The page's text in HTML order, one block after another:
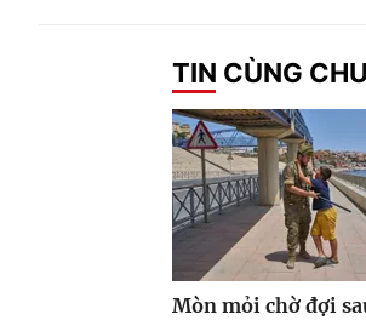
TIN CÙNG
Mòn mỏi chờ đợi